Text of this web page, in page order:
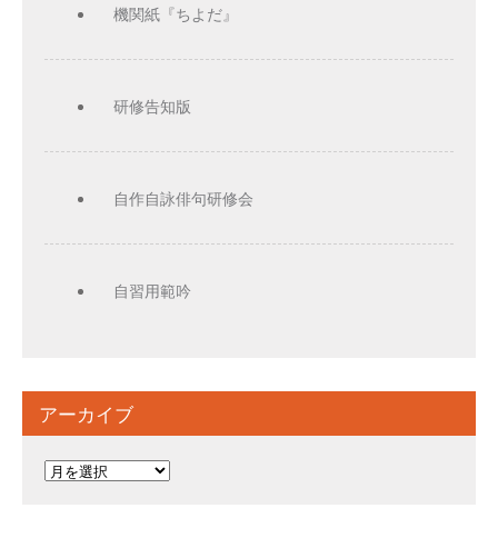
機関紙『ちよだ』
研修告知版
自作自詠俳句研修会
自習用範吟
アーカイブ
ア